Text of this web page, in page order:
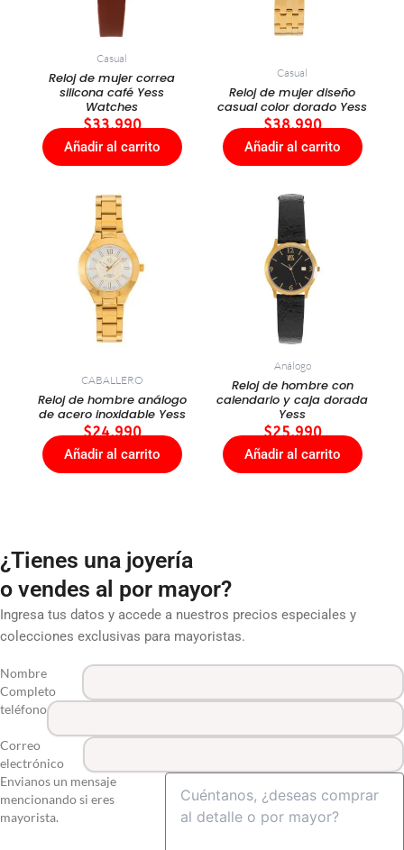
Casual
Reloj de mujer correa
silicona café Yess
Watches
$33.990
Añadir al carrito
Casual
Reloj de mujer diseño
casual color dorado Yess
$38.990
Añadir al carrito
CABALLERO
Reloj de hombre análogo
de acero inoxidable Yess
$24.990
Añadir al carrito
Análogo
Reloj de hombre con
calendario y caja dorada
Yess
$25.990
Añadir al carrito
¿Tienes una joyería
o vendes al por mayor?
Ingresa tus datos y accede a nuestros precios especiales y
colecciones exclusivas para mayoristas.
Nombre
Completo
teléfono
Correo
electrónico
Envianos un mensaje
mencionando si eres
mayorista.